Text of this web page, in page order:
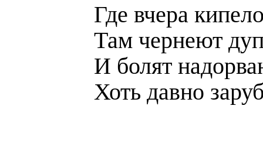
Где вчера
Там чернеют
И болят
Хоть давно